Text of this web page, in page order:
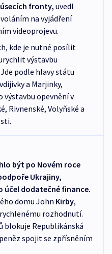
fronty,uvedl
na vyjádření
videoprojevu.
kde je nutné posílit
výstavbu
podle hlavy státu
a Marjinky,
výstavbu opevnění v
Rivnenské, Volyňské a
být po Novém roce
Ukrajiny,
účel dodatečné finance.
domu John Kirby,
rozhodnutí.
blokuje Republikánská
spojit se zpřísněním